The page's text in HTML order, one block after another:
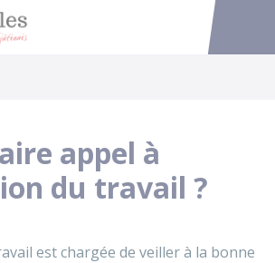
Accéder
appel à
du travail ?
est chargée de veiller à la bonne